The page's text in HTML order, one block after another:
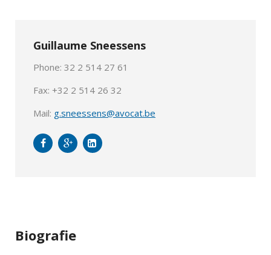
Guillaume Sneessens
Phone: 32 2 514 27 61
Fax: +32 2 514 26 32
Mail: g.sneessens@avocat.be
Biografie